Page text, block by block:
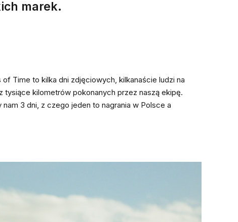
marek.
of Time to kilka dni zdjęciowych, kilkanaście ludzi na
tysiące kilometrów pokonanych przez naszą ekipę.
nam 3 dni, z czego jeden to nagrania w Polsce a